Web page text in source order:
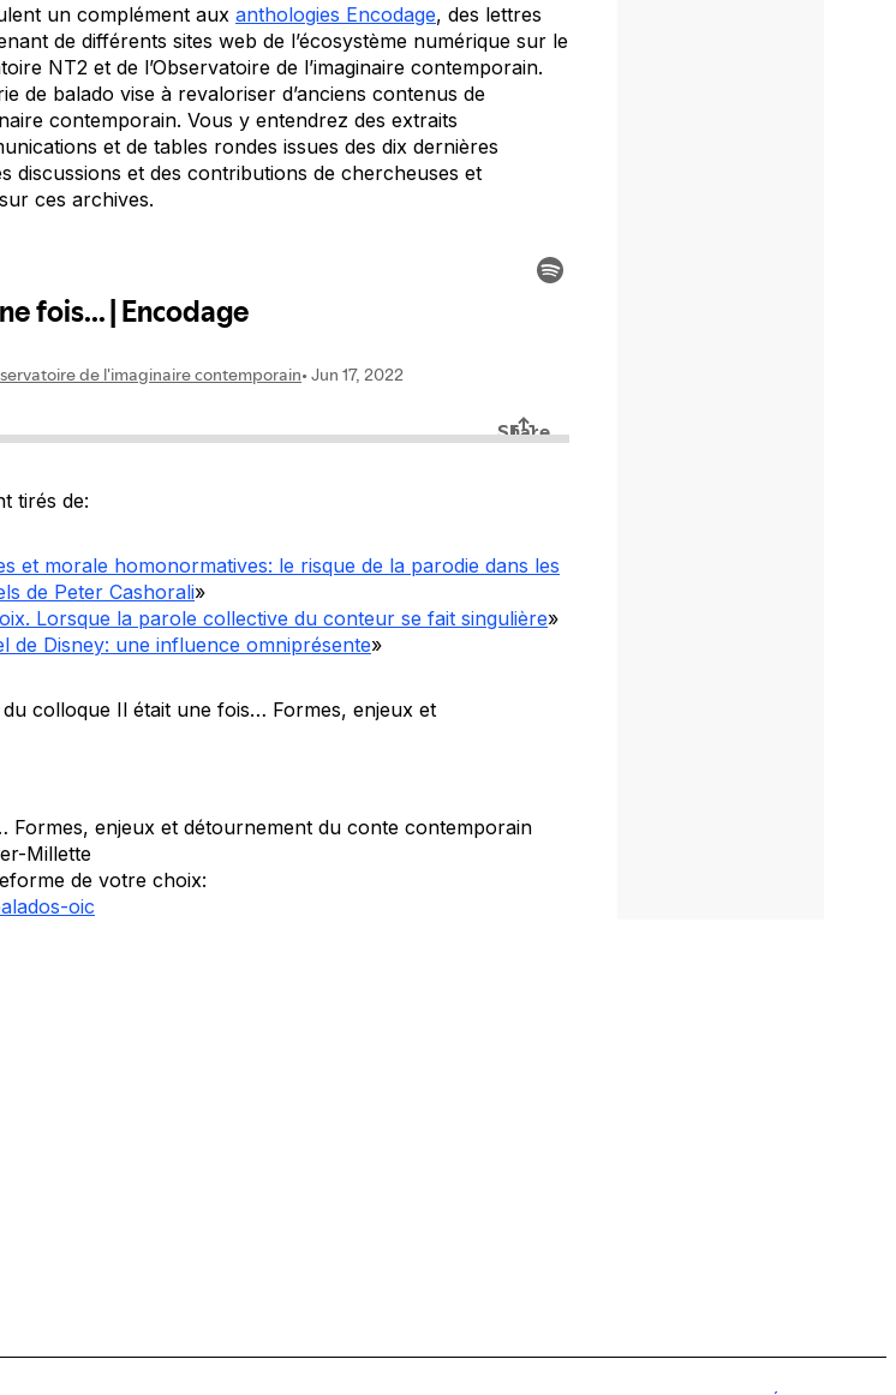
un complément aux anthologies Encodage, des lettres
de différents sites web de l’écosystème numérique sur le
NT2 et de l’Observatoire de l’imaginaire contemporain.
de balado vise à revaloriser d’anciens contenus de
contemporain. Vous y entendrez des extraits
et de tables rondes issues des dix dernières
discussions et des contributions de chercheuses et
ces archives.
tirés de:
et morale homonormatives: le risque de la parodie dans les
de Peter Cashorali»
Lorsque la parole collective du conteur se fait singulière»
de Disney: une influence omniprésente»
colloque Il était une fois… Formes, enjeux et
Formes, enjeux et détournement du conte contemporain
Millette
de votre choix:
oic